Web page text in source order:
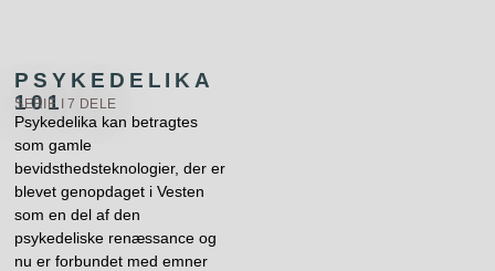
PSYKEDELIKA
101
SERIE I 7 DELE
Psykedelika kan betragtes
som gamle
bevidsthedsteknologier, der er
blevet genopdaget i Vesten
som en del af den
psykedeliske renæssance og
nu er forbundet med emner